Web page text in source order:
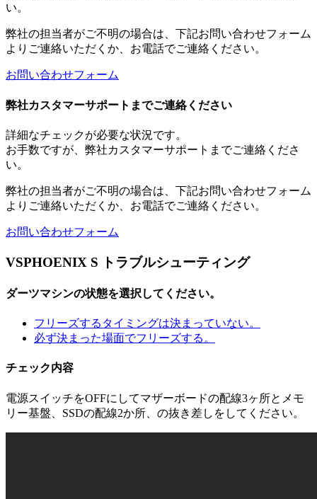
い。
弊社の担当者がご不明の場合は、下記お問い合わせフォーム
よりご連絡いただくか、お電話でご連絡ください。
お問い合わせフォーム
弊社カスタマーサポートまでご連絡ください
詳細なチェックが必要な状況です。
お手数ですが、弊社カスタマーサポートまでご連絡くださ
い。
弊社の担当者がご不明の場合は、下記お問い合わせフォーム
よりご連絡いただくか、お電話でご連絡ください。
お問い合わせフォーム
VSPHOENIX S トラブルシューティング
ダーツマシンの状態を選択してください。
フリーズするタイミングは決まっていない。
必ず決まった場面でフリーズする。
チェック内容
電源スイッチをOFFにしてマザーボードの配線3ヶ所とメモ
リー基盤、SSDの配線2か所、の抜き差しをしてください。